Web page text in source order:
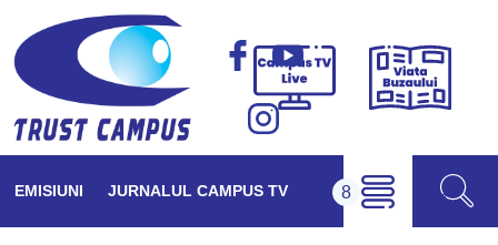
Campus
Viața
EMISIUNI JURNALUL CAMPUS TV